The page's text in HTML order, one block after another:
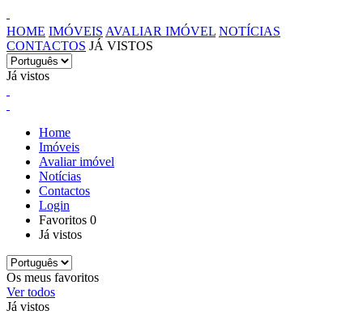
HOME IMÓVEIS AVALIAR IMÓVEL NOTÍCIAS
CONTACTOS JÁ VISTOS
Já vistos
Home
Imóveis
Avaliar imóvel
Notícias
Contactos
Login
Favoritos 0
Já vistos
Os meus favoritos
Ver todos
Já vistos